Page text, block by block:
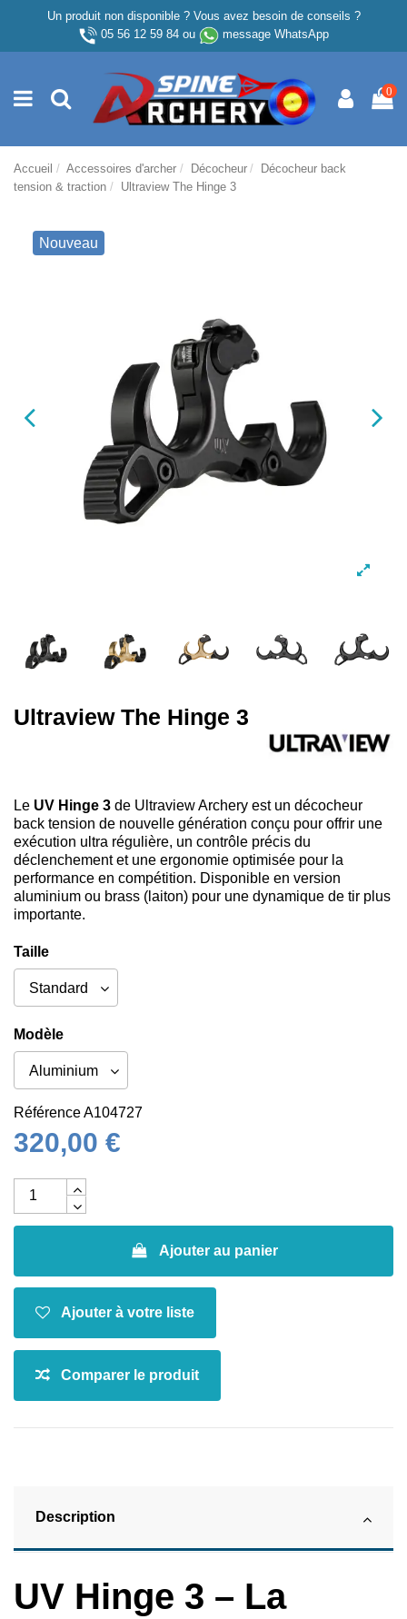
Un produit non disponible ? Vous avez besoin de conseils ?
05 56 12 59 84ou message WhatsApp
0
Accueil Accessoires d'archer Décocheur
Décocheur back
tension & traction
Ultraview The Hinge 3
Nouveau
Ultraview The Hinge 3
Le UV Hinge 3 de Ultraview Archery est un décocheur
back tension de nouvelle génération conçu pour offrir une
exécution ultra régulière, un contrôle précis du
déclenchement et une ergonomie optimisée pour la
performance en compétition. Disponible en version
aluminium ou brass (laiton) pour une dynamique de tir plus
importante.
Taille
Modèle
RéférenceA104727
320,00 €
Ajouter au panier
Description
UV Hinge 3 – La